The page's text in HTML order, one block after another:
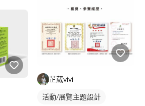
芷葳vivi
活動/展覽主題設計